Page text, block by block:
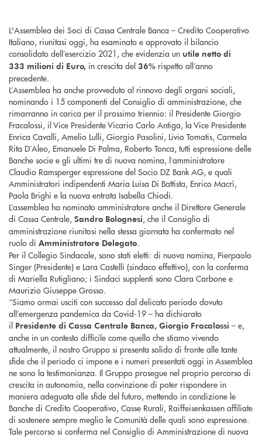
L'Assemblea dei Soci di Cassa Centrale Banca – Credito Cooperativo
Italiano, riunitasi oggi, ha esaminato e approvato il bilancio
consolidato dell’esercizio 2021, che evidenzia un utile netto di
333 milioni di Euro, in crescita del 36% rispetto all’anno
precedente.
L’Assemblea ha anche provveduto al rinnovo degli organi sociali,
nominando i 15 componenti del Consiglio di amministrazione, che
rimarranno in carica per il prossimo triennio: il Presidente Giorgio
Fracalossi, il Vice Presidente Vicario Carlo Antiga, la Vice Presidente
Enrica Cavalli, Amelio Lulli, Giorgio Pasolini, Livio Tomatis, Carmela
Rita D’Aleo, Emanuele Di Palma, Roberto Tonca, tutti espressione delle
Banche socie e gli ultimi tre di nuova nomina, l’amministratore
Claudio Ramsperger espressione del Socio DZ Bank AG, e quali
Amministratori indipendenti Maria Luisa Di Battista, Enrico Macrì,
Paola Brighi e la nuova entrata Isabella Chiodi.
L’assemblea ha nominato amministratore anche il Direttore Generale
di Cassa Centrale, Sandro Bolognesi, che il Consiglio di
amministrazione riunitosi nella stessa giornata ha confermato nel
ruolo di Amministratore Delegato.
Per il Collegio Sindacale, sono stati eletti: di nuova nomina, Pierpaolo
Singer (Presidente) e Lara Castelli (sindaco effettivo), con la conferma
di Mariella Rutigliano; i Sindaci supplenti sono Clara Carbone e
Maurizio Giuseppe Grosso.
“Siamo ormai usciti con successo dal delicato periodo dovuto
all’emergenza pandemica da Covid-19 – ha dichiarato
il Presidente di Cassa Centrale Banca, Giorgio Fracalossi – e,
anche in un contesto difficile come quello che stiamo vivendo
attualmente, il nostro Gruppo si presenta solido di fronte alle tante
sfide che il periodo ci impone e i numeri presentati oggi in Assemblea
ne sono la testimonianza. Il Gruppo prosegue nel proprio percorso di
crescita in autonomia, nella convinzione di poter rispondere in
maniera adeguata alle sfide del futuro, mettendo in condizione le
Banche di Credito Cooperativo, Casse Rurali, Raiffeisenkassen affiliate
di sostenere sempre meglio le Comunità delle quali sono espressione.
Tale percorso si conferma nel Consiglio di Amministrazione di nuova